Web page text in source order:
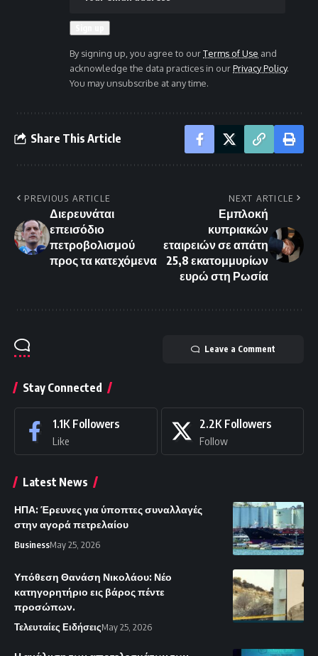
By signing up, you agree to ourTerms of Use and
acknowledge the data practices in ourPrivacy Policy.
You may unsubscribe at any time.
Share This Article
PREVIOUS ARTICLE
Διερευνάται
επεισόδιο
πετροβολισμού
προς τα κατεχόμενα
NEXT ARTICLE
Εμπλοκή
κυπριακών
εταιρειών σε απάτη
25,8 εκατομμυρίων
ευρώ στη Ρωσία
Leave a Comment
Stay Connected
1.1K Followers
Like
2.2K Followers
Follow
Latest News
ΗΠΑ: Έρευνες για ύποπτες συναλλαγές
στην αγορά πετρελαίου
BusinessMay 25, 2026
Υπόθεση Θανάση Νικολάου: Νέο
κατηγορητήριο εις βάρος πέντε
προσώπων.
Τελευταίες ΕιδήσειςMay 25, 2026